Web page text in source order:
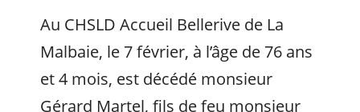
Au CHSLD Accueil Bellerive de La
Malbaie, le 7 février, à l’âge de 76 ans
et 4 mois, est décédé monsieur
Gérard Martel, fils de feu monsieur